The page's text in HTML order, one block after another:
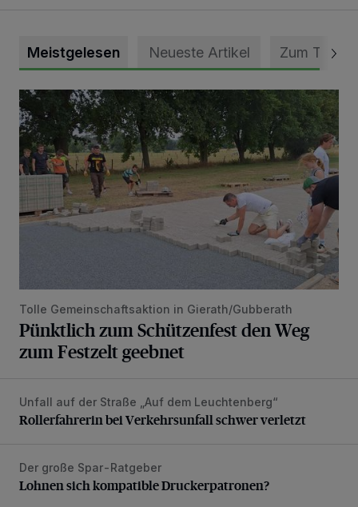
Meistgelesen Neueste Artikel Zum Thema
Pünktlich zum Schützenfest den Weg zum Festzelt
Tolle Gemeinschaftsaktion in Gierath/Gubberath
Pünktlich zum Schützenfest den Weg
zum Festzelt geebnet
Rollerfahrerin bei Verkehrsunfall schwer verletzt
Unfall auf der Straße „Auf dem Leuchtenberg“
Rollerfahrerin bei Verkehrsunfall schwer verletzt
Lohnen sich kompatible Druckerpatronen?
Der große Spar-Ratgeber
Lohnen sich kompatible Druckerpatronen?